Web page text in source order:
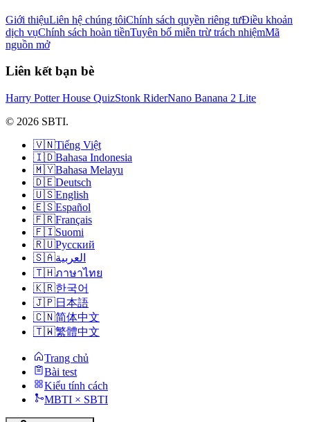
Giới thiệuLiên hệ chúng tôiChính sách quyền riêng tưĐiều khoản
dịch vụChính sách hoàn tiềnTuyên bố miễn trừ trách nhiệmMã
nguồn mở
Liên kết bạn bè
Harry Potter House QuizStonk RiderNano Banana 2 Lite
© 2026 SBTI.
🇻🇳Tiếng Việt
🇮🇩Bahasa Indonesia
🇲🇾Bahasa Melayu
🇩🇪Deutsch
🇺🇸English
🇪🇸Español
🇫🇷Français
🇫🇮Suomi
🇷🇺Русский
🇸🇦العربية
🇹🇭ภาษาไทย
🇰🇷한국어
🇯🇵日本語
🇨🇳简体中文
🇹🇼繁體中文
Trang chủ
Bài test
Kiểu tính cách
MBTI × SBTI